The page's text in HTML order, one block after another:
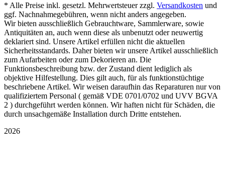
* Alle Preise inkl. gesetzl. Mehrwertsteuer zzgl. Versandkosten und
ggf. Nachnahmegebühren, wenn nicht anders angegeben.
Wir bieten ausschließlich Gebrauchtware, Sammlerware, sowie
Antiquitäten an, auch wenn diese als unbenutzt oder neuwertig
deklariert sind. Unsere Artikel erfüllen nicht die aktuellen
Sicherheitsstandards. Daher bieten wir unsere Artikel ausschließlich
zum Aufarbeiten oder zum Dekorieren an. Die
Funktionsbeschreibung bzw. der Zustand dient lediglich als
objektive Hilfestellung. Dies gilt auch, für als funktionstüchtige
beschriebene Artikel. Wir weisen daraufhin das Reparaturen nur von
qualifiziertem Personal ( gemäß VDE 0701/0702 und UVV BGVA
2 ) durchgeführt werden können. Wir haften nicht für Schäden, die
durch unsachgemäße Installation durch Dritte entstehen.
2026